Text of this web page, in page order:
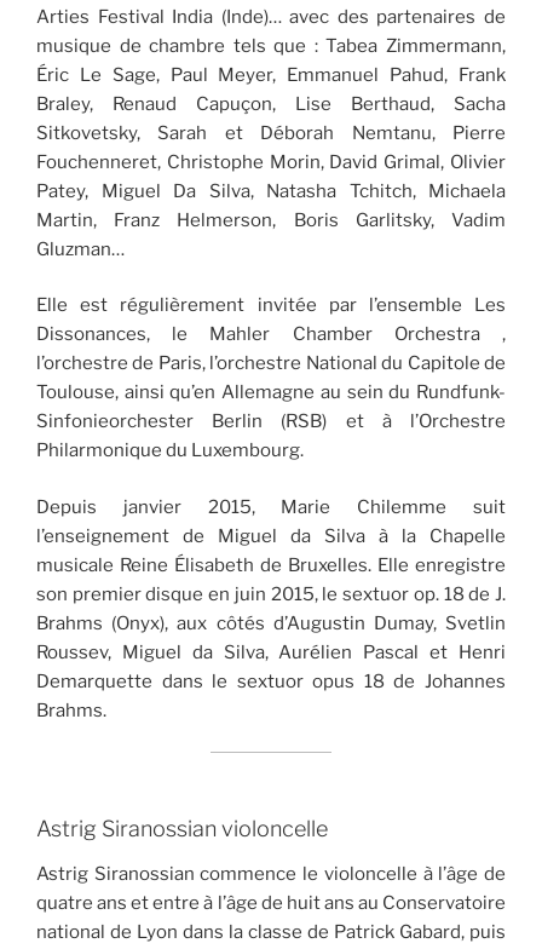
Arties Festival India (Inde)… avec des partenaires de
musique de chambre tels que : Tabea Zimmermann,
Éric Le Sage, Paul Meyer, Emmanuel Pahud, Frank
Braley, Renaud Capuçon, Lise Berthaud, Sacha
Sitkovetsky, Sarah et Déborah Nemtanu, Pierre
Fouchenneret, Christophe Morin, David Grimal, Olivier
Patey, Miguel Da Silva, Natasha Tchitch, Michaela
Martin, Franz Helmerson, Boris Garlitsky, Vadim
Gluzman…
Elle est régulièrement invitée par l’ensemble Les
Dissonances, le Mahler Chamber Orchestra ,
l’orchestre de Paris, l’orchestre National du Capitole de
Toulouse, ainsi qu’en Allemagne au sein du Rundfunk-
Sinfonieorchester Berlin (RSB) et à l’Orchestre
Philarmonique du Luxembourg.
Depuis janvier 2015, Marie Chilemme suit
l’enseignement de Miguel da Silva à la Chapelle
musicale Reine Élisabeth de Bruxelles. Elle enregistre
son premier disque en juin 2015, le sextuor op. 18 de J.
Brahms (Onyx), aux côtés d’Augustin Dumay, Svetlin
Roussev, Miguel da Silva, Aurélien Pascal et Henri
Demarquette dans le sextuor opus 18 de Johannes
Brahms.
Astrig Siranossian violoncelle
Astrig Siranossian commence le violoncelle à l’âge de
quatre ans et entre à l’âge de huit ans au Conservatoire
national de Lyon dans la classe de Patrick Gabard, puis